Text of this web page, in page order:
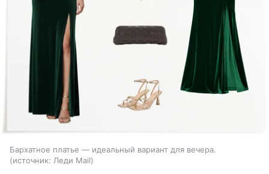
Бархатное платье — идеальный вариант для вечера.
источник: Леди Mail